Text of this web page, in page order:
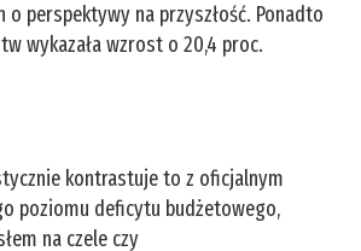
perspektywy na przyszłość. Ponadto
wykazała wzrost o 20,4 proc.
kontrastuje to z oficjalnym
poziomu deficytu budżetowego,
na czele czy